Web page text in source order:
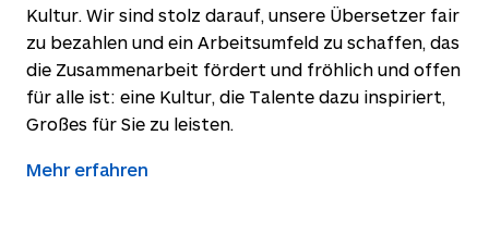
Kultur. Wir sind stolz darauf, unsere Übersetzer fair
zu bezahlen und ein Arbeitsumfeld zu schaffen, das
die Zusammenarbeit fördert und fröhlich und offen
für alle ist: eine Kultur, die Talente dazu inspiriert,
Großes für Sie zu leisten.
Mehr erfahren